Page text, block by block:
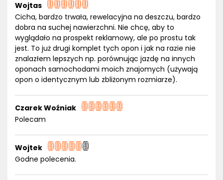
Wojtas
Cicha, bardzo trwała, rewelacyjna na deszczu, bardzo
dobra na suchej nawierzchni. Nie chcę, aby to
wyglądało na prospekt reklamowy, ale po prostu tak
jest. To już drugi komplet tych opon i jak na razie nie
znalazłem lepszych np. porównując jazdę na innych
oponach samochodami moich znajomych (używają
opon o identycznym lub zbliżonym rozmiarze).
Czarek Woźniak
Polecam
Wojtek
Godne polecenia.